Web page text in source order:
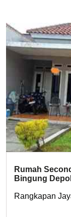
Rumah
Bingung
Rangkapan